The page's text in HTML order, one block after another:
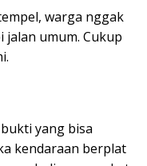
warga nggak
umum. Cukup
yang bisa
kendaraan berplat